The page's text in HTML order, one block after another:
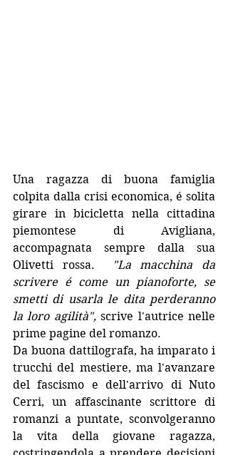
Una ragazza di buona famiglia
colpita dalla crisi economica, é solita
girare in bicicletta nella cittadina
piemontese di Avigliana,
accompagnata sempre dalla sua
Olivetti rossa.
"La macchina da
scrivere é come un pianoforte, se
smetti di usarla le dita perderanno
la loro agilità", scrive l'autrice nelle
prime pagine del romanzo.
Da buona dattilografa, ha imparato i
trucchi del mestiere, ma l'avanzare
del fascismo e dell'arrivo di Nuto
Cerri, un affascinante scrittore di
romanzi a puntate, sconvolgeranno
la vita della giovane ragazza,